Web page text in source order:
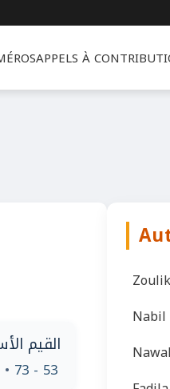
APPELS À
القيم
53 - 73
• 59 — 17 — 31/03/2013
Nabil